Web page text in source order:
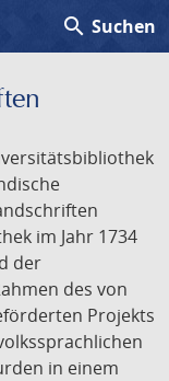
search Suchen
im Jahr 1734
der
des von
Projekts
in einem